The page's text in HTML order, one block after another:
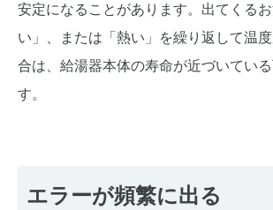
安定になることがあります。出てくる
い」、または「熱い」を繰り返して温
合は、給湯器本体の寿命が近づいてい
す。
エラーが頻繁に出る